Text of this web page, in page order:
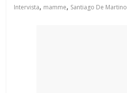
Intervista, mamme, Santiago De Martino